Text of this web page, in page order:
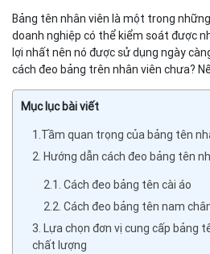
Bảng tên nhân viên là một trong
doanh nghiệp có thể kiểm soát được
lợi nhất nên nó được sử dụng ngày
cách đeo bảng trên nhân viên chưa?
Mục lục bài viết
1.Tầm quan trọng của bảng tên
2. Hướng dẫn cách đeo bảng tên
2.1. Cách đeo bảng tên cài áo
2.2. Cách đeo bảng tên nam
3. Lựa chọn đơn vị cung cấp bảng
chất lượng